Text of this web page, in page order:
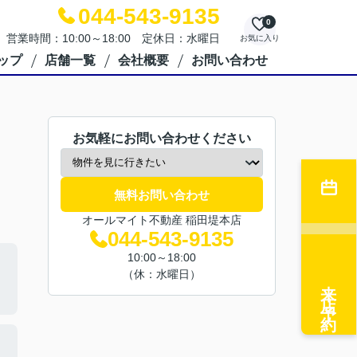
044-543-9135
営業時間：10:00～18:00 定休日：水曜日 お気に入り
0
プ 店舗一覧 会社概要 お問い合わせ
お気軽にお問い合わせください
無料お問い合わせ
オールマイト不動産 稲田堤本店
044-543-9135
10:00～18:00
（休：水曜日）
来店予約